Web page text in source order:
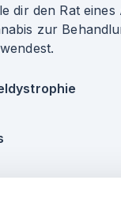
dir den Rat eines
zur